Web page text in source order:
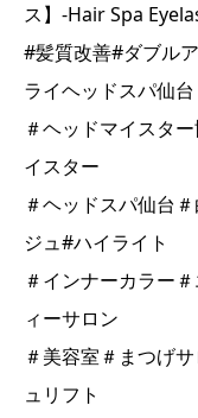
ス】-Hair Spa
#髪質改善#ダブル
ライヘッドスパ仙台
＃ヘッドマイスタ
イスター
＃ヘッドスパ仙台
ジュ#ハイライト
＃インナーカラー
ィーサロン
＃美容室＃まつげ
ュリフト